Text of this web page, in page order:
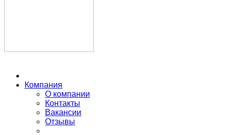
Компания
О компании
Контакты
Вакансии
Отзывы